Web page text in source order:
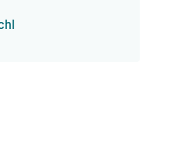
seid, ist Jeroen und